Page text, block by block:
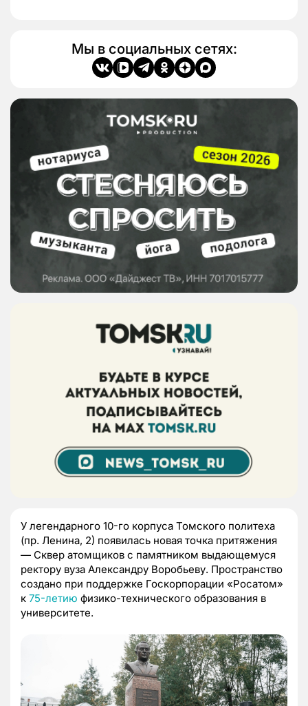
Мы в социальных сетях:
У легендарного 10-го корпуса Томского политеха
(пр. Ленина, 2) появилась новая точка притяжения
— Сквер атомщиков с памятником выдающемуся
ректору вуза Александру Воробьеву. Пространство
создано при поддержке Госкорпорации «Росатом»
к 75-летию физико-технического образования в
университете.